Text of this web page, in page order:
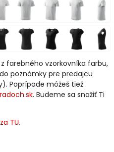
farebného vzorkovníka farbu,
poznámky pre predajcu
Poprípade môžeš tiež
. Budeme sa snažiť Ti
TU.